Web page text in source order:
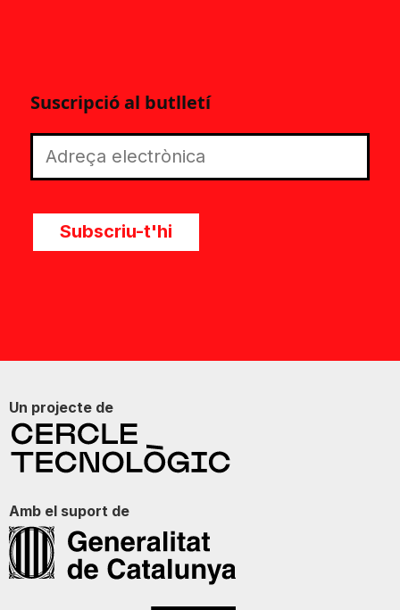
Suscripció al butlletí
Subscriu-t'hi
Un projecte de
Amb el suport de